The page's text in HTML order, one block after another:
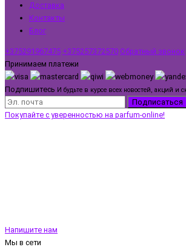
Доставка
Контакты
Блог
+375291967475 +375257372570 Обратный звонок
Принимаем платежи
Подпишитесь И будьте в курсе всех новостей, акций и
Подписаться
Покупайте с уверенностью на parfum-online!
Напишите нам
Мы в сети